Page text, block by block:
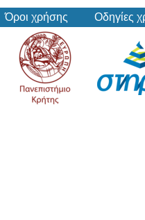
Όροι χρήσης Οδηγίες